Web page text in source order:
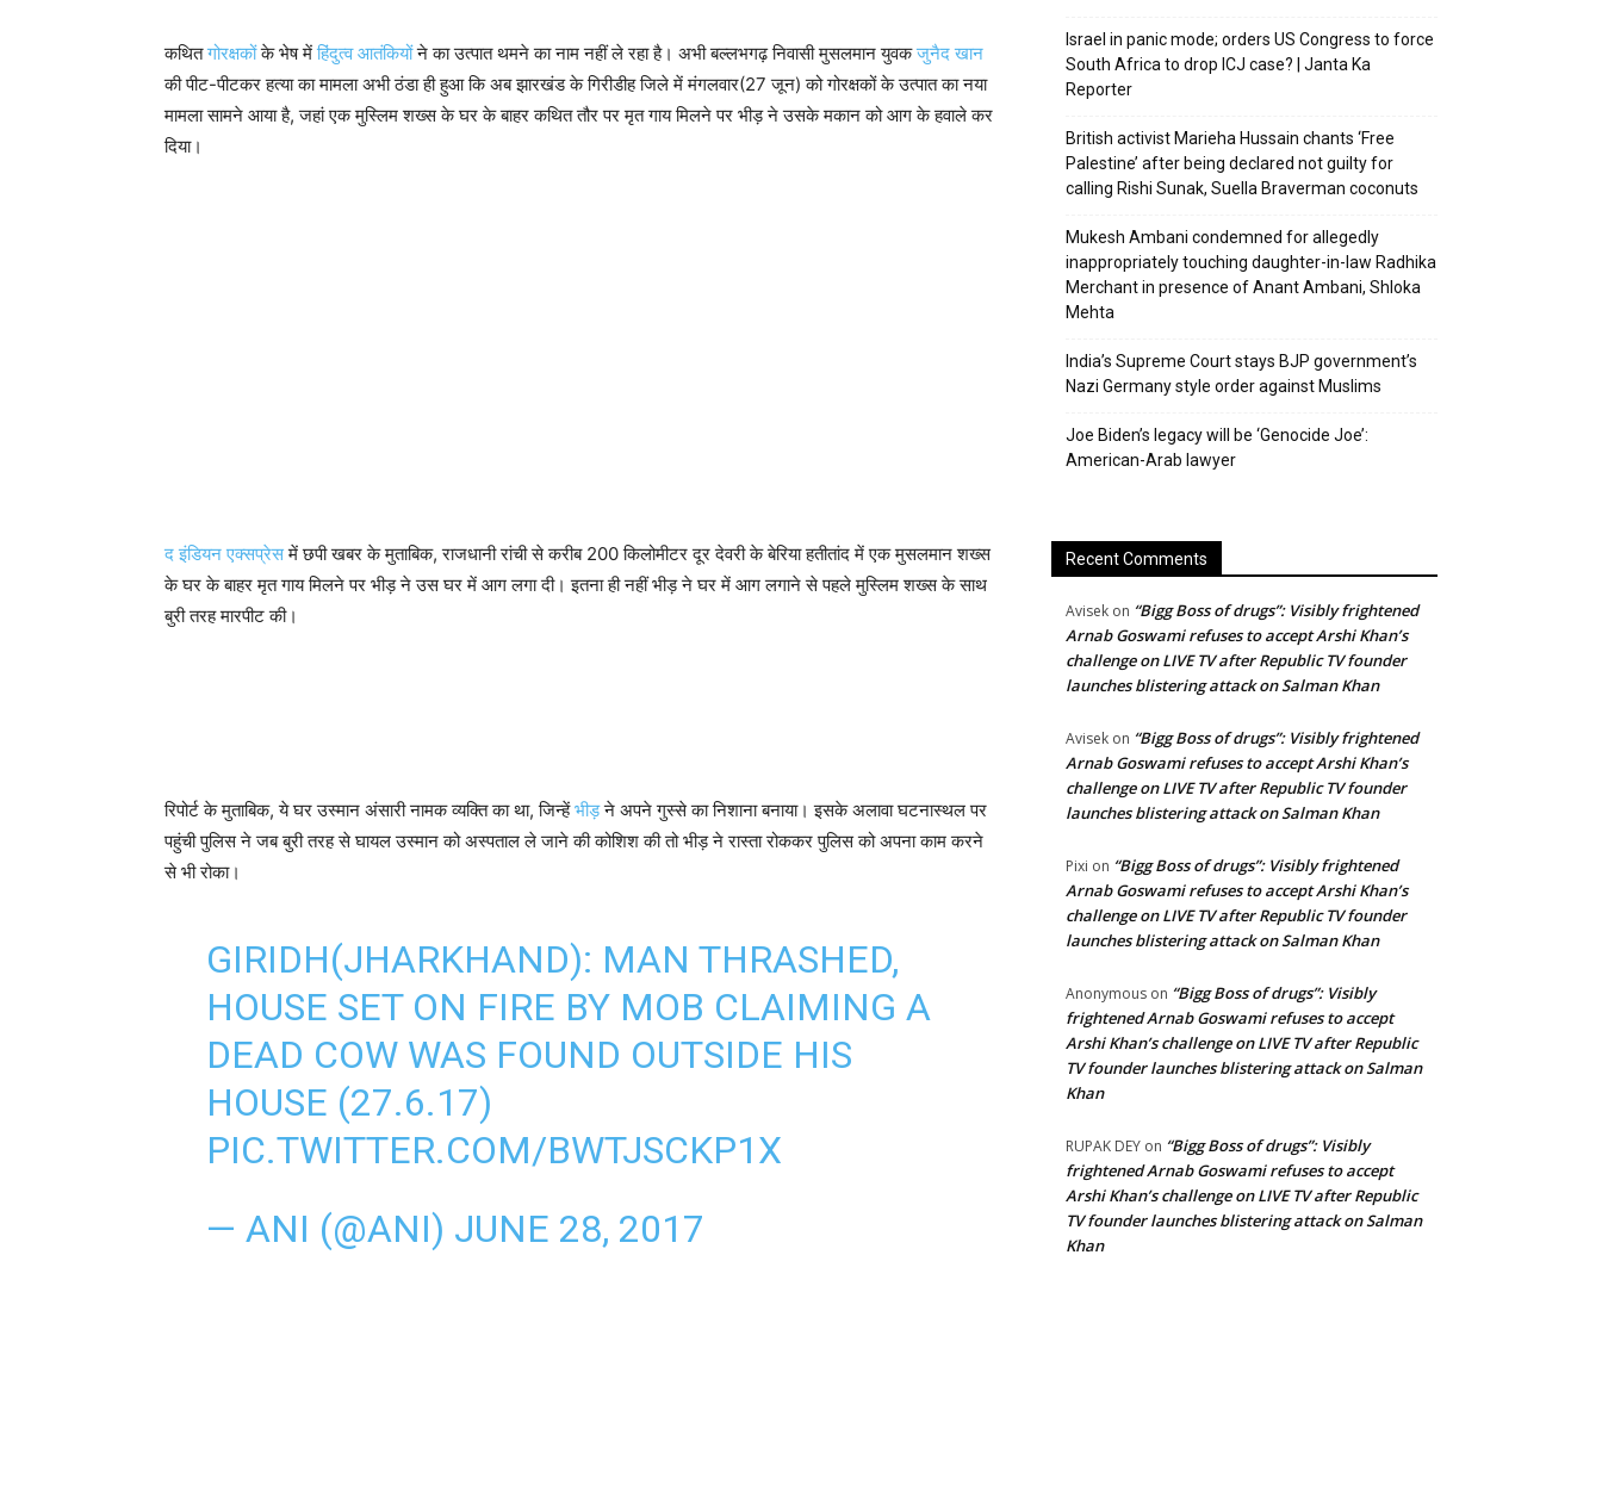
कथितगोरक्षकोंके भेष मेंहिंदुत्व आतंकियोंने का उत्पात थमने का नाम नहीं ले रहा है। अभी बल्लभगढ़ निवासी मुसलमान युवकजुनैद खान
की पीट-पीटकर हत्या का मामला अभी ठंडा ही हुआ कि अब झारखंड के गिरीडीह जिले में मंगलवार(27 जून) को गोरक्षकों के उत्पात का नया
मामला सामने आया है, जहां एक मुस्लिम शख्स के घर के बाहर कथित तौर पर मृत गाय मिलने पर भीड़ ने उसके मकान को आग के हवाले कर
दिया।
द इंडियन एक्सप्रेसमें छपी खबर के मुताबिक, राजधानी रांची से करीब 200 किलोमीटर दूर देवरी के बेरिया हतीतांद में एक मुसलमान शख्स
के घर के बाहर मृत गाय मिलने पर भीड़ ने उस घर में आग लगा दी। इतना ही नहीं भीड़ ने घर में आग लगाने से पहले मुस्लिम शख्स के साथ
बुरी तरह मारपीट की।
रिपोर्ट के मुताबिक, ये घर उस्मान अंसारी नामक व्यक्ति का था, जिन्हेंभीड़ने अपने गुस्से का निशाना बनाया। इसके अलावा घटनास्थल पर
पहुंची पुलिस ने जब बुरी तरह से घायल उस्मान को अस्पताल ले जाने की कोशिश की तो भीड़ ने रास्ता रोककर पुलिस को अपना काम करने
से भी रोका।
GIRIDH(JHARKHAND): MAN THRASHED,
HOUSE SET ON FIRE BY MOB CLAIMING A
DEAD COW WAS FOUND OUTSIDE HIS
HOUSE (27.6.17)
PIC.TWITTER.COM/BWTJSCKP1X
— ANI (@ANI) JUNE 28, 2017
Israel in panic mode; orders US Congress to force
South Africa to drop ICJ case? | Janta Ka
Reporter
British activist Marieha Hussain chants ‘Free
Palestine’ after being declared not guilty for
calling Rishi Sunak, Suella Braverman coconuts
Mukesh Ambani condemned for allegedly
inappropriately touching daughter-in-law Radhika
Merchant in presence of Anant Ambani, Shloka
Mehta
India’s Supreme Court stays BJP government’s
Nazi Germany style order against Muslims
Joe Biden’s legacy will be ‘Genocide Joe’:
American-Arab lawyer
Recent Comments
Avisek on “Bigg Boss of drugs”: Visibly frightened
Arnab Goswami refuses to accept Arshi Khan’s
challenge on LIVE TV after Republic TV founder
launches blistering attack on Salman Khan
Avisek on “Bigg Boss of drugs”: Visibly frightened
Arnab Goswami refuses to accept Arshi Khan’s
challenge on LIVE TV after Republic TV founder
launches blistering attack on Salman Khan
Pixi on “Bigg Boss of drugs”: Visibly frightened
Arnab Goswami refuses to accept Arshi Khan’s
challenge on LIVE TV after Republic TV founder
launches blistering attack on Salman Khan
Anonymous on “Bigg Boss of drugs”: Visibly
frightened Arnab Goswami refuses to accept
Arshi Khan’s challenge on LIVE TV after Republic
TV founder launches blistering attack on Salman
Khan
RUPAK DEY on “Bigg Boss of drugs”: Visibly
frightened Arnab Goswami refuses to accept
Arshi Khan’s challenge on LIVE TV after Republic
TV founder launches blistering attack on Salman
Khan